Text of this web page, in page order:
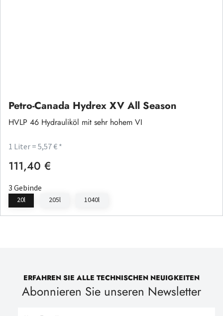
Petro-Canada Hydrex XV All Season
HVLP 46 Hydrauliköl mit sehr hohem VI
1 Liter = 5,57 € *
Regulärer Preis:
111,40 €
3 Gebinde
20l 205l 1040l
ERFAHREN SIE ALLE TECHNISCHEN NEUIGKEITEN
Abonnieren Sie unseren Newsletter